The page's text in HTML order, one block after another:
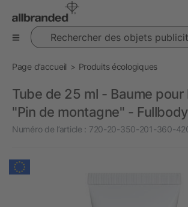
Rechercher des objets publicitaires
Page d’accueil Produits écologiques
Tube de 25 ml - Baume pour
"Pin de montagne" -
Numéro de l’article : 720-20-350-201-360-